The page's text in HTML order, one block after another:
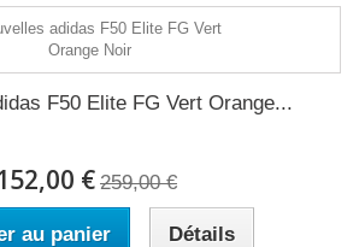
F50 Elite FG Vert Orange...
€ 259,00 €
au panier Détails